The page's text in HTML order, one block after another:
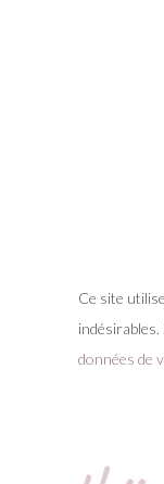
Ce site
indésirables.
données de